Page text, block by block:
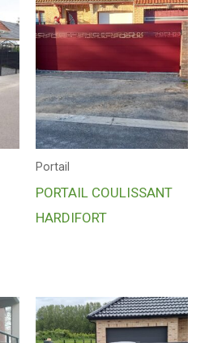
Portail
PORTAIL COULISSANT
HARDIFORT